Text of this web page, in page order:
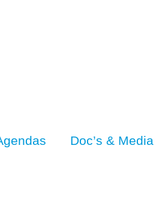
Doc’s & Media